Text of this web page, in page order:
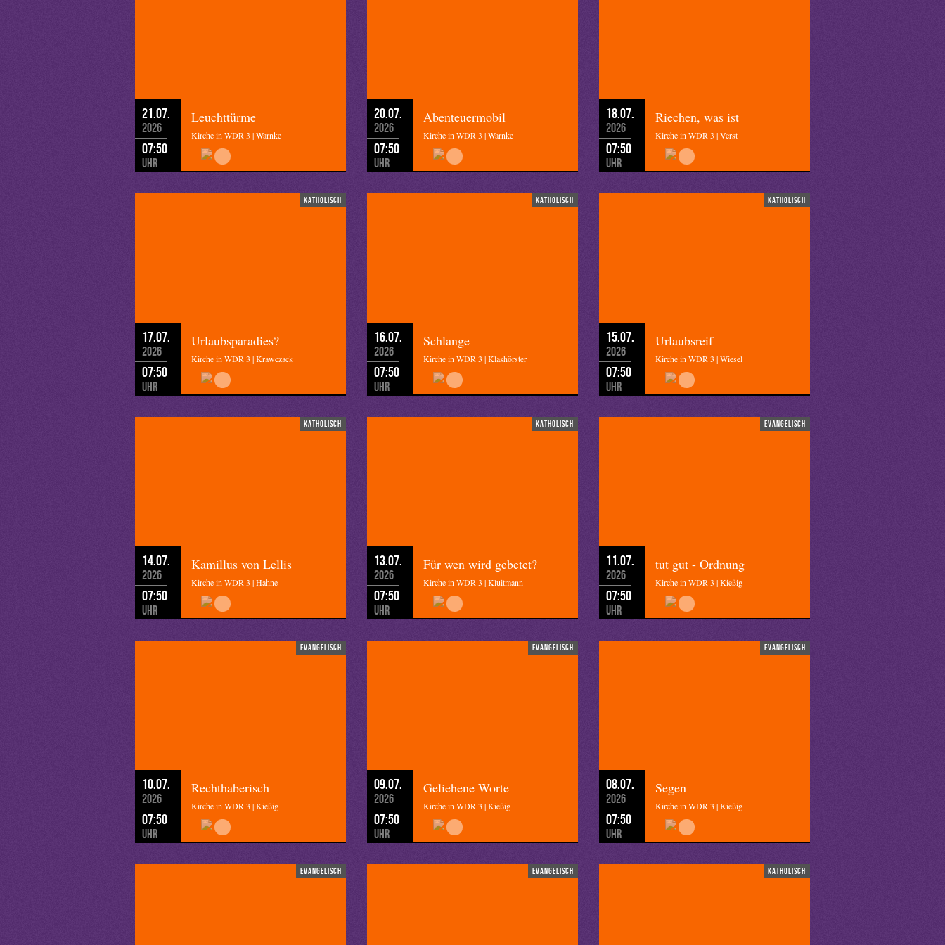
21.07.
2026
07:50
Uhr
Leuchttürme
Kirche in WDR 3 | Warnke
20.07.
2026
07:50
Uhr
Abenteuermobil
Kirche in WDR 3 | Warnke
18.07.
2026
07:50
Uhr
Riechen, was ist
Kirche in WDR 3 | Verst
katholisch
17.07.
2026
07:50
Uhr
Urlaubsparadies?
Kirche in WDR 3 | Krawczack
katholisch
16.07.
2026
07:50
Uhr
Schlange
Kirche in WDR 3 | Klashörster
katholisch
15.07.
2026
07:50
Uhr
Urlaubsreif
Kirche in WDR 3 | Wiesel
katholisch
14.07.
2026
07:50
Uhr
Kamillus von Lellis
Kirche in WDR 3 | Hahne
katholisch
13.07.
2026
07:50
Uhr
Für wen wird gebetet?
Kirche in WDR 3 | Kluitmann
evangelisch
11.07.
2026
07:50
Uhr
tut gut - Ordnung
Kirche in WDR 3 | Kießig
evangelisch
10.07.
2026
07:50
Uhr
Rechthaberisch
Kirche in WDR 3 | Kießig
evangelisch
09.07.
2026
07:50
Uhr
Geliehene Worte
Kirche in WDR 3 | Kießig
evangelisch
08.07.
2026
07:50
Uhr
Segen
Kirche in WDR 3 | Kießig
evangelisch evangelisch katholisch